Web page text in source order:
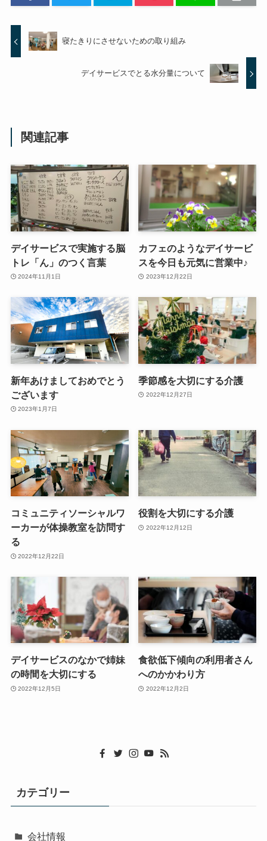
寝たきりにさせないための取り組み
デイサービスでとる水分量について
関連記事
デイサービスで実施する脳
トレ「ん」のつく言葉
2024年11月1日
カフェのようなデイサービ
スを今日も元気に営業中♪
2023年12月22日
新年あけましておめでとう
ございます
2023年1月7日
季節感を大切にする介護
2022年12月27日
コミュニティソーシャルワ
ーカーが体操教室を訪問す
る
2022年12月22日
役割を大切にする介護
2022年12月12日
デイサービスのなかで姉妹
の時間を大切にする
2022年12月5日
食欲低下傾向の利用者さん
へのかかわり方
2022年12月2日
カテゴリー
会社情報